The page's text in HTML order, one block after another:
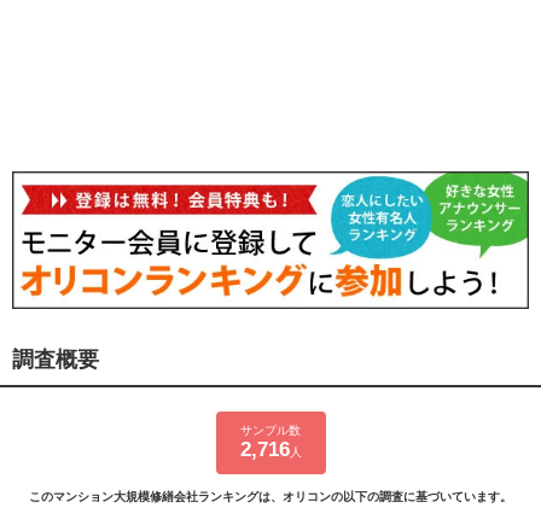
調査概要
サンプル数
2,716人
このマンション大規模修繕会社ランキングは、オリコンの以下の調査に基づいています。